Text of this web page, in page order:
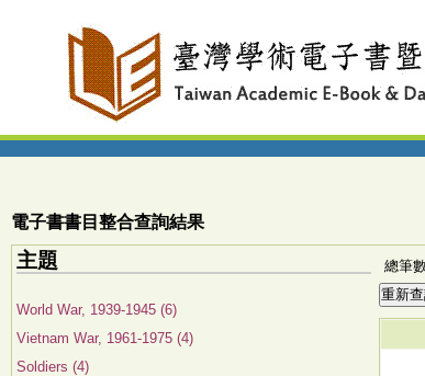
電子書書目整合查詢結果
主題
World War, 1939-1945 (6)
Vietnam War, 1961-1975 (4)
Soldiers (4)
總筆